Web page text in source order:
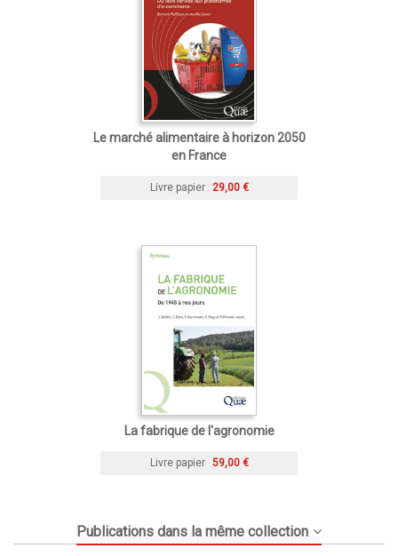
Le marché alimentaire à horizon 2050
en France
Livre papier 29,00 €
La fabrique de l'agronomie
Livre papier 59,00 €
Publications dans la même collection